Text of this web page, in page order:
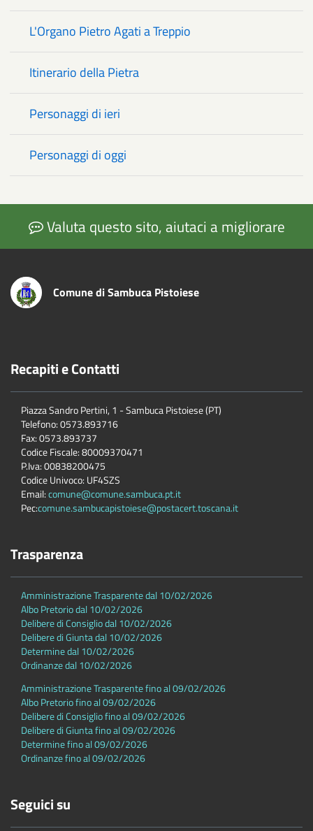
L'Organo Pietro Agati a Treppio
Itinerario della Pietra
Personaggi di ieri
Personaggi di oggi
Valuta questo sito, aiutaci a migliorare
Comune di Sambuca Pistoiese
Recapiti e Contatti
Piazza Sandro Pertini, 1 - Sambuca Pistoiese (PT)
Telefono: 0573.893716
Fax: 0573.893737
Codice Fiscale: 80009370471
P.Iva: 00838200475
Codice Univoco: UF4SZS
Email:comune@comune.sambuca.pt.it
Pec:comune.sambucapistoiese@postacert.toscana.it
Trasparenza
Amministrazione Trasparente dal 10/02/2026
Albo Pretorio dal 10/02/2026
Delibere di Consiglio dal 10/02/2026
Delibere di Giunta dal 10/02/2026
Determine dal 10/02/2026
Ordinanze dal 10/02/2026
Amministrazione Trasparente fino al 09/02/2026
Albo Pretorio fino al 09/02/2026
Delibere di Consiglio fino al 09/02/2026
Delibere di Giunta fino al 09/02/2026
Determine fino al 09/02/2026
Ordinanze fino al 09/02/2026
Seguici su